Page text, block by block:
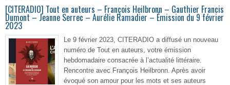
[CITERADIO] Tout en auteurs – François Heilbronn – Gauthier Francis
Dumont – Jeanne Serrec – Aurélie Ramadier – Émission du 9 février
2023
Le 9 février 2023, CITERADIO a diffusé un nouveau
numéro de Tout en auteurs, votre émission
hebdomadaire consacrée à l’actualité littéraire.
Rencontre avec François Heilbronn. Après avoir
évoqué son amour pour les mots et ses auteurs